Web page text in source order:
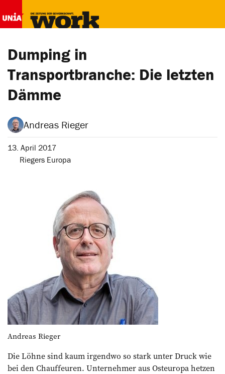
Dumping in
Transportbranche: Die letzten
Dämme
Andreas Rieger
13. April 2017
Riegers Europa
Andreas Rieger
Die Löhne sind kaum irgendwo so stark unter Druck wie
bei den Chauffeuren. Unternehmer aus Osteuropa hetzen